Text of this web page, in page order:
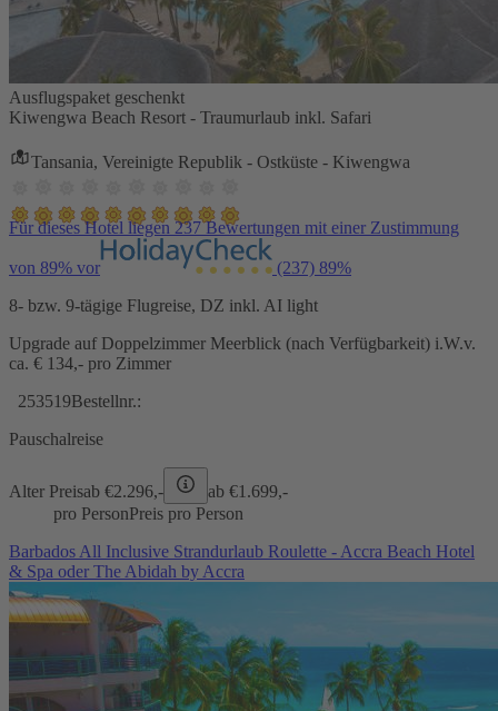
Ausflugspaket geschenkt
Kiwengwa Beach Resort - Traumurlaub inkl. Safari
Tansania, Vereinigte Republik - Ostküste - Kiwengwa
Für dieses Hotel liegen 237 Bewertungen mit einer Zustimmung
von 89% vor (237) 89%
8- bzw. 9-tägige Flugreise, DZ inkl. AI light
Upgrade auf Doppelzimmer Meerblick (nach Verfügbarkeit) i.W.v.
ca. € 134,- pro Zimmer
253519Bestellnr.:
Pauschalreise
Alter Preisab €2.296,- ab €1.699,-
pro PersonPreis pro Person
Barbados All Inclusive Strandurlaub Roulette - Accra Beach Hotel
& Spa oder The Abidah by Accra